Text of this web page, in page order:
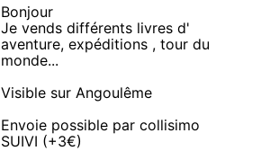
Bonjour
Je vends différents livres d'
aventure, expéditions , tour du
monde...
Visible sur Angoulême
Envoie possible par collisimo
SUIVI (+3€)